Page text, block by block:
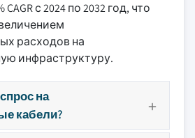
с 2024 по 2032 год, что
расходов на
инфраструктуру.
на
кабели?